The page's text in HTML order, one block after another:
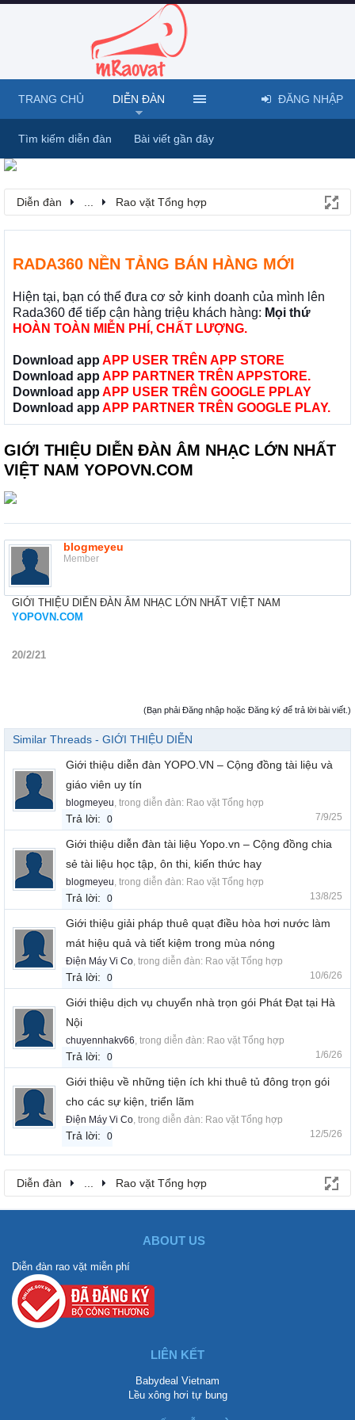
Diễn đàn Rao vặt Tổng hợp
RADA360 NỀN TẢNG BÁN HÀNG MỚI
Hiện tại, bạn có thể đưa cơ sở kinh doanh của mình lên
Rada360 để tiếp cận hàng triệu khách hàng: Mọi thứ
HOÀN TOÀN MIỄN PHÍ, CHẤT LƯỢNG.
Download app APP USER TRÊN APP STORE
Download app APP PARTNER TRÊN APPSTORE.
Download app APP USER TRÊN GOOGLE PPLAY
Download app APP PARTNER TRÊN GOOGLE PLAY.
GIỚI THIỆU DIỄN ĐÀN ÂM NHẠC LỚN NHẤT
VIỆT NAM YOPOVN.COM
blogmeyeu
Member
GIỚI THIỆU DIỄN ĐÀN ÂM NHẠC LỚN NHẤT VIỆT NAM
YOPOVN.COM
20/2/21
(Bạn phải Đăng nhập hoặc Đăng ký để trả lời bài viết.)
Similar Threads - GIỚI THIỆU DIỄN
Giới thiệu diễn đàn YOPO.VN – Cộng đồng tài liệu và
giáo viên uy tín
blogmeyeu, trong diễn đàn: Rao vặt Tổng hợp
Trả lời: 0 7/9/25
Giới thiệu diễn đàn tài liệu Yopo.vn – Cộng đồng chia
sẻ tài liệu học tập, ôn thi, kiến thức hay
blogmeyeu, trong diễn đàn: Rao vặt Tổng hợp
Trả lời: 0 13/8/25
Giới thiệu giải pháp thuê quạt điều hòa hơi nước làm
mát hiệu quả và tiết kiệm trong mùa nóng
Điện Máy Vi Co, trong diễn đàn: Rao vặt Tổng hợp
Trả lời: 0 10/6/26
Giới thiệu dịch vụ chuyển nhà trọn gói Phát Đạt tại Hà
Nội
chuyennhakv66, trong diễn đàn: Rao vặt Tổng hợp
Trả lời: 0 1/6/26
Giới thiệu về những tiện ích khi thuê tủ đông trọn gói
cho các sự kiện, triển lãm
Điện Máy Vi Co, trong diễn đàn: Rao vặt Tổng hợp
Trả lời: 0 12/5/26
Diễn đàn ... Rao vặt Tổng hợp
TRANG CHỦ DIỄN ĐÀN
Tìm kiếm diễn đàn Bài viết gần đây
ĐĂNG NHẬP
ABOUT US
Diễn đàn rao vặt miễn phí
LIÊN KẾT
Babydeal Vietnam
Lều xông hơi tự bung